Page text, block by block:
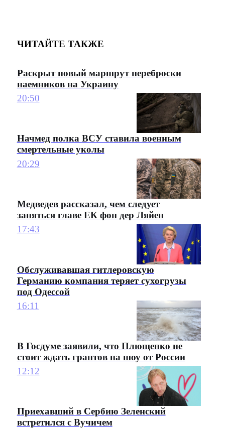
ЧИТАЙТЕ ТАКЖЕ
Раскрыт новый маршрут переброски
наемников на Украину
20:50
Начмед полка ВСУ ставила военным
смертельные уколы
20:29
Медведев рассказал, чем следует
заняться главе ЕК фон дер Ляйен
17:43
Обслуживавшая гитлеровскую
Германию компания теряет сухогрузы
под Одессой
16:11
В Госдуме заявили, что Плющенко не
стоит ждать грантов на шоу от России
12:12
Приехавший в Сербию Зеленский
встретился с Вучичем